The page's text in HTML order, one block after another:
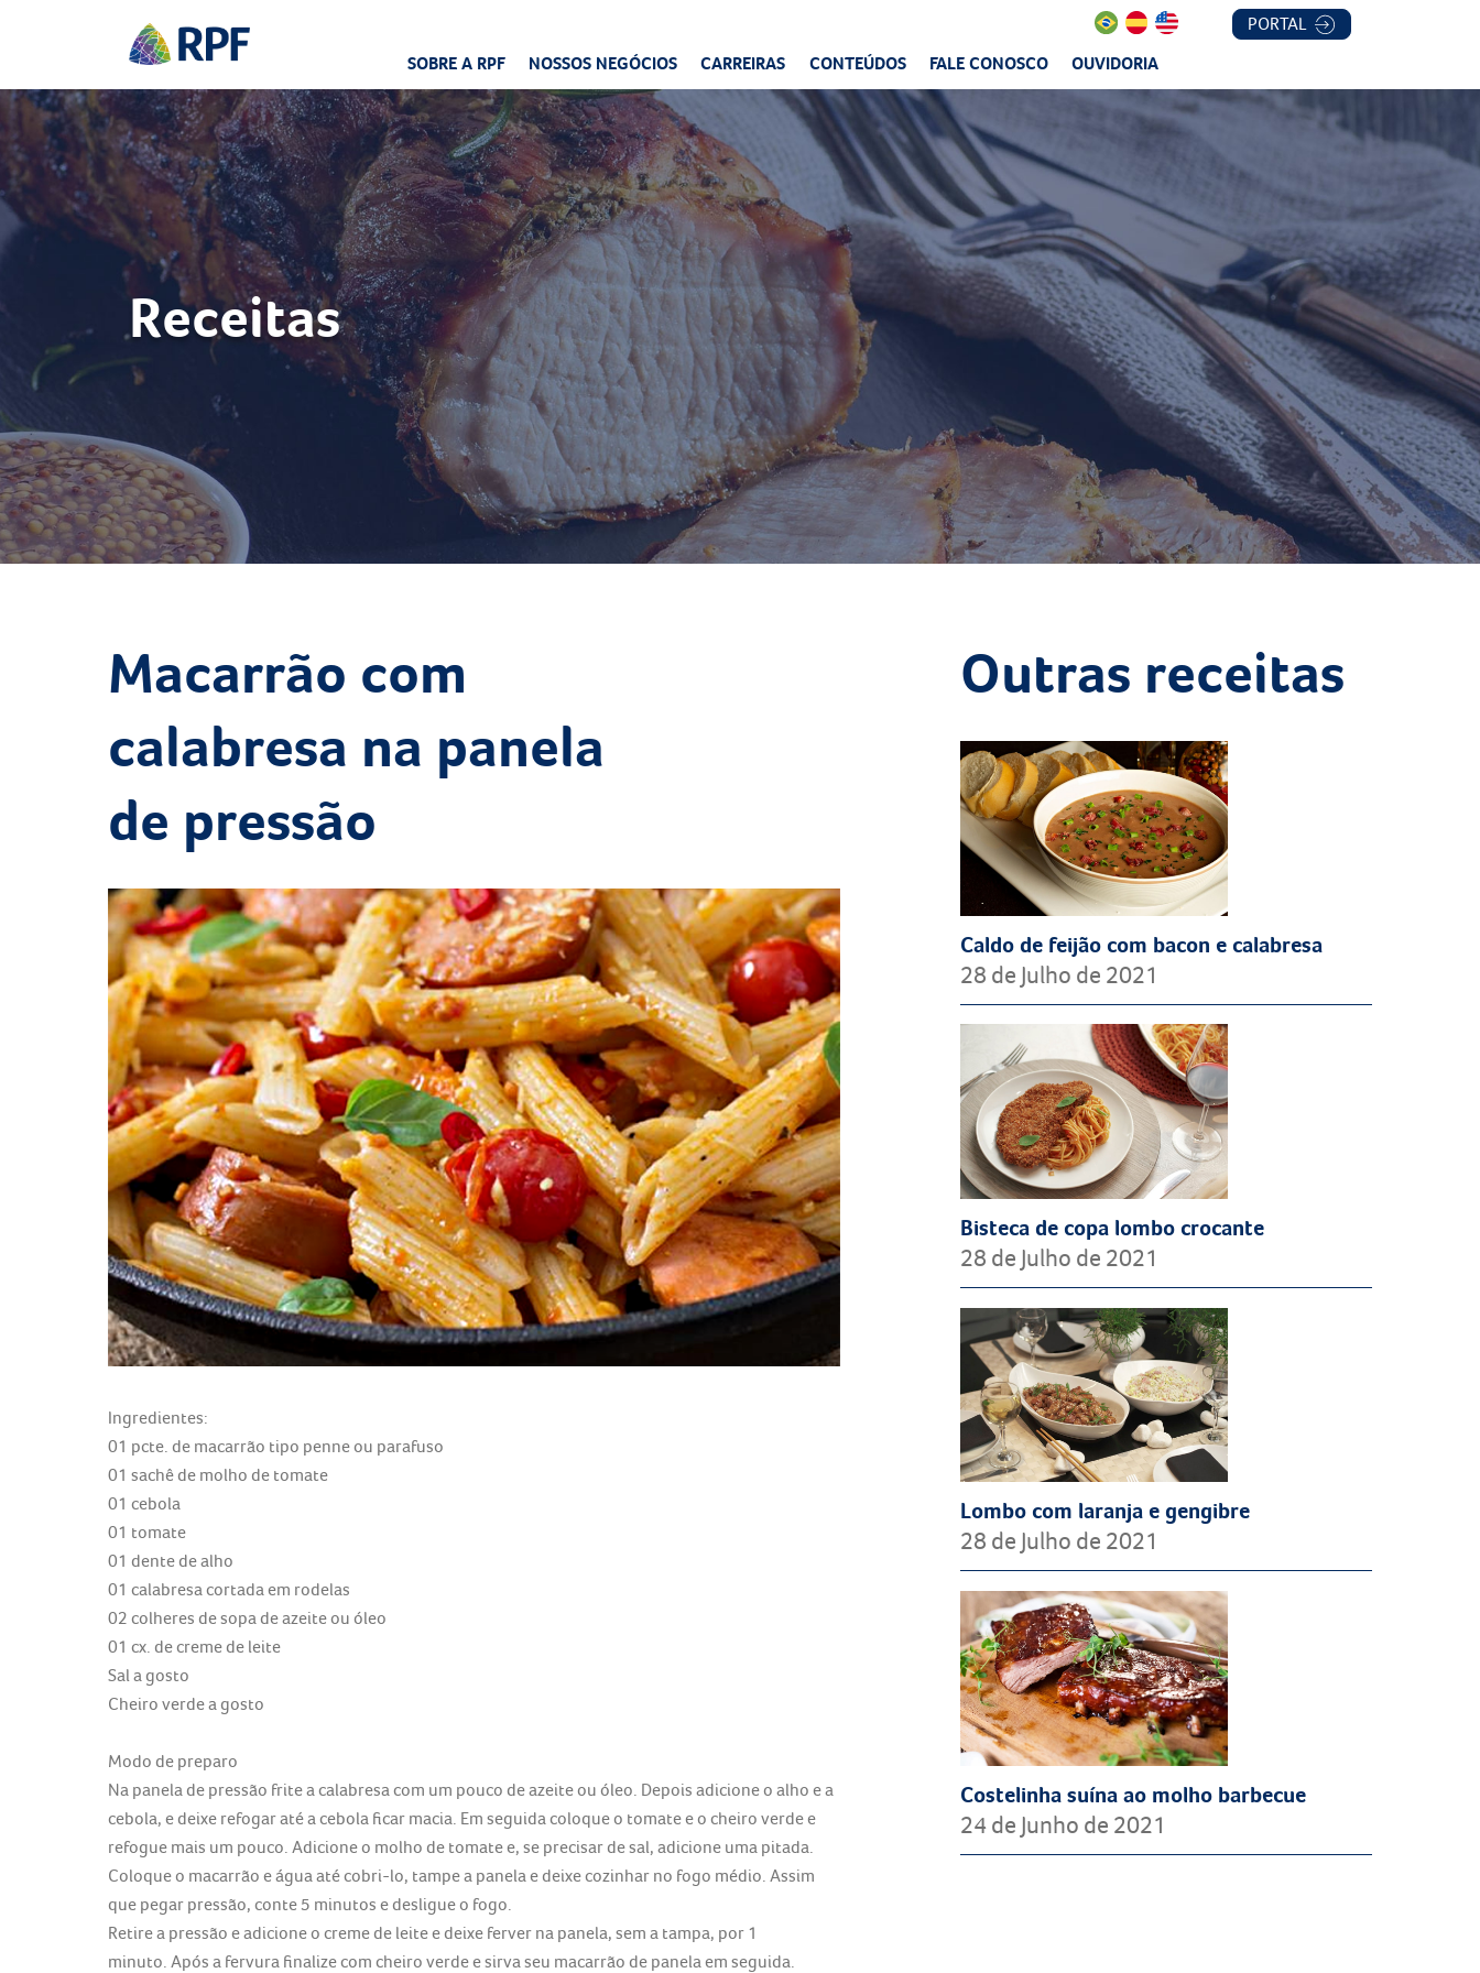
PORTAL
SOBRE A RPF
NOSSOS NEGÓCIOS CARREIRAS CONTEÚDOS FALE CONOSCO OUVIDORIA
Receitas
Macarrão com
calabresa na panela
de pressão
Ingredientes:
01 pcte. de macarrão tipo penne ou parafuso
01 sachê de molho de tomate
01 cebola
01 tomate
01 dente de alho
01 calabresa cortada em rodelas
02 colheres de sopa de azeite ou óleo
01 cx. de creme de leite
Sal a gosto
Cheiro verde a gosto
Modo de preparo
Na panela de pressão frite a calabresa com um pouco de azeite ou óleo. Depois adicione o alho e a
cebola, e deixe refogar até a cebola ficar macia. Em seguida coloque o tomate e o cheiro verde e
refogue mais um pouco. Adicione o molho de tomate e, se precisar de sal, adicione uma pitada.
Coloque o macarrão e água até cobri-lo, tampe a panela e deixe cozinhar no fogo médio. Assim
que pegar pressão, conte 5 minutos e desligue o fogo.
Retire a pressão e adicione o creme de leite e deixe ferver na panela, sem a tampa, por 1
minuto. Após a fervura finalize com cheiro verde e sirva seu macarrão de panela em seguida.
Outras receitas
Caldo de feijão com bacon e calabresa
28 de Julho de 2021
Bisteca de copa lombo crocante
28 de Julho de 2021
Lombo com laranja e gengibre
28 de Julho de 2021
Costelinha suína ao molho barbecue
24 de Junho de 2021